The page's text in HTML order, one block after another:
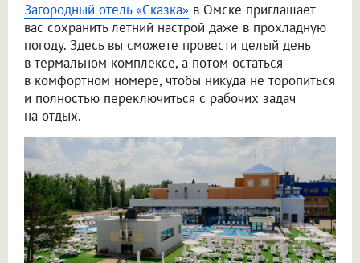
Загородный отель «Сказка» в Омске приглашает
вас сохранить летний настрой даже в прохладную
погоду. Здесь вы сможете провести целый день
в термальном комплексе, а потом остаться
в комфортном номере, чтобы никуда не торопиться
и полностью переключиться с рабочих задач
на отдых.